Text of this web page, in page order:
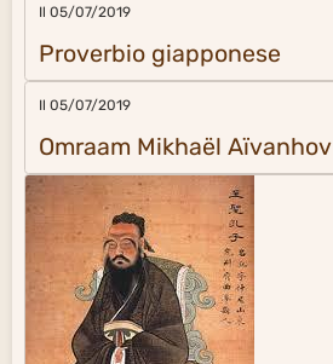
Il 05/07/2019
Proverbio giapponese
Il 05/07/2019
Omraam Mikhaël Aïvanhov